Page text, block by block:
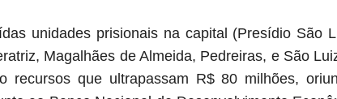
unidades prisionais na capital (Presídio São
Magalhães de Almeida, Pedreiras, e São
recursos que ultrapassam R$ 80 milhões,